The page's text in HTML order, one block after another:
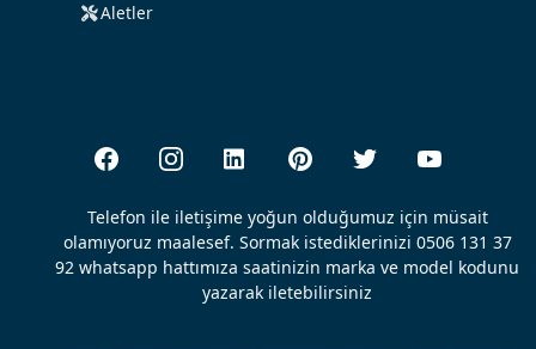
Aletler
Telefon ile iletişime yoğun olduğumuz için müsait
olamıyoruz maalesef. Sormak istediklerinizi 0506 131 37
92 whatsapp hattımıza saatinizin marka ve model kodunu
yazarak iletebilirsiniz